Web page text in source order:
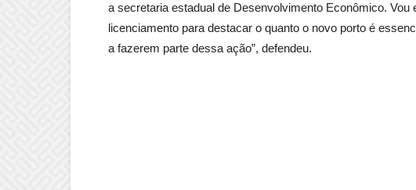
a secretaria estadual de Desenvolvimento Econômico.
licenciamento para destacar o quanto o novo porto é
a fazerem parte dessa ação”, defendeu.